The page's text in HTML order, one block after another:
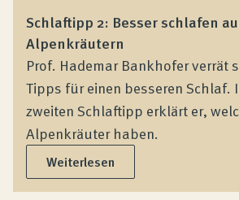
Schlaftipp 2: Besser schlafen
Alpenkräutern
Prof. Hademar Bankhofer verrät
Tipps für einen besseren Schlaf.
zweiten Schlaftipp erklärt er,
Alpenkräuter haben.
Weiterlesen